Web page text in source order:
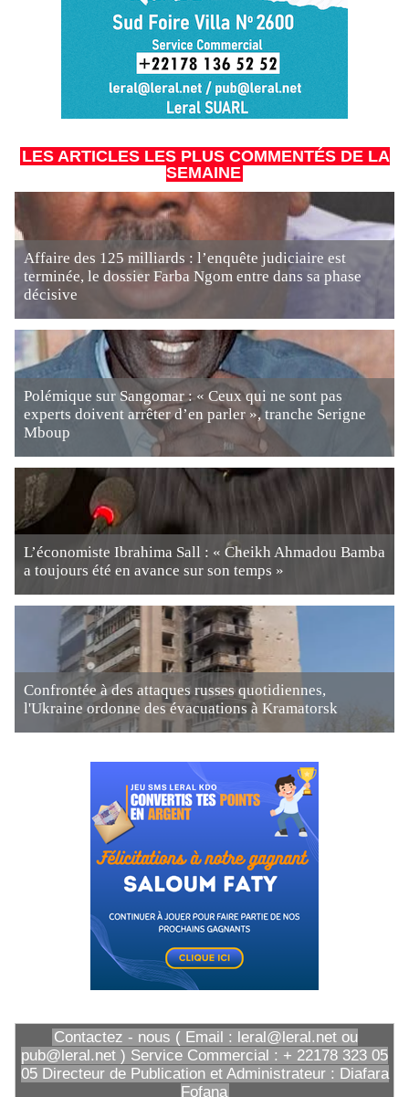
LES ARTICLES LES PLUS COMMENTÉS DE LA
SEMAINE
Affaire des 125 milliards : l’enquête judiciaire est
terminée, le dossier Farba Ngom entre dans sa phase
décisive
Polémique sur Sangomar : « Ceux qui ne sont pas
experts doivent arrêter d’en parler », tranche Serigne
Mboup
L’économiste Ibrahima Sall : « Cheikh Ahmadou Bamba
a toujours été en avance sur son temps »
Confrontée à des attaques russes quotidiennes,
l'Ukraine ordonne des évacuations à Kramatorsk
Contactez - nous ( Email : leral@leral.net ou
pub@leral.net ) Service Commercial : + 22178 323 05
05 Directeur de Publication et Administrateur : Diafara
Fofana